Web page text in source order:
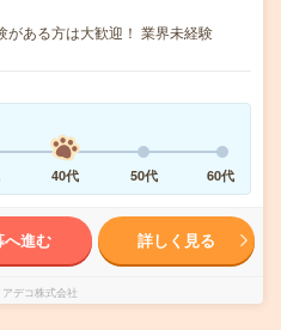
がある方は大歓迎！ 業界未経験
40代 50代 60代
へ進む 詳しく見る
アデコ株式会社